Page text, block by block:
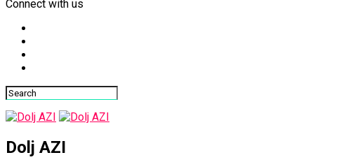
Connect with us
Dolj AZI